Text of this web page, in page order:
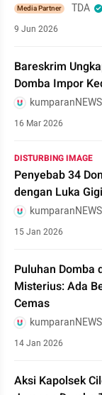
Media Partner TDA
9 Jun 2026
Bareskrim
Domba Impor
kumparanNEWS
16 Mar 2026
DISTURBING IMAGE
Penyebab 34
dengan Luka
kumparanNEWS
15 Jan 2026
Puluhan Domba
Misterius: Ada
Cemas
kumparanNEWS
14 Jan 2026
Aksi Kapolsek